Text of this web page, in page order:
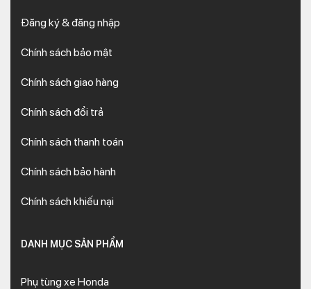
Đăng ký & đăng nhập
Chính sách bảo mật
Chính sách giao hàng
Chính sách đổi trả
Chính sách thanh toán
Chính sách bảo hành
Chính sách khiếu nại
DANH MỤC SẢN PHẨM
Phụ tùng xe Honda